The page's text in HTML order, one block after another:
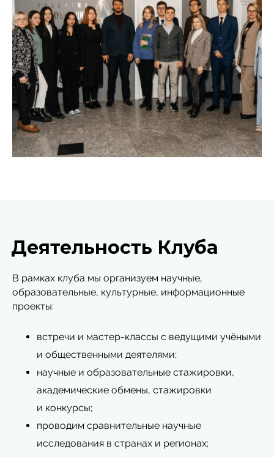
Деятельность Клуба
В рамках клуба мы организуем научные,
образовательные, культурные, информационные
проекты:
встречи и мастер-классы с ведущими учёными
и общественными деятелями;
научные и образовательные стажировки,
академические обмены, стажировки
и конкурсы;
проводим сравнительные научные
исследования в странах и регионах;